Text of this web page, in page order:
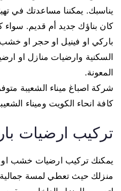
يناسبك. يمكننا مساعدتك في
كان بناؤك جديد أم قديم. سواء
باركي او فينيل او حجر او
السكنية وارضيات منازل او
المعونة.
شركة اصباغ ميناء الشعيبة
كافة انحاء الكويت وميناء
تركيب ارضيات
يمكنك تركيب ارضيات خشب او
منزلك حيث تعطي لمسة جمالية